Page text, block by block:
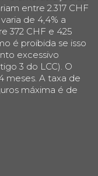
entre 2.317 CHF
de 4,4% a
372 CHF e 425
é proibida se isso
excessivo
3 do LCC). O
meses. A taxa de
máxima é de